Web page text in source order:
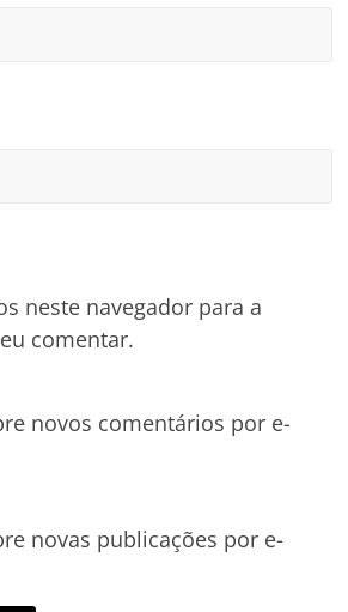
neste navegador para a
comentar.
novos comentários por e-
novas publicações por e-